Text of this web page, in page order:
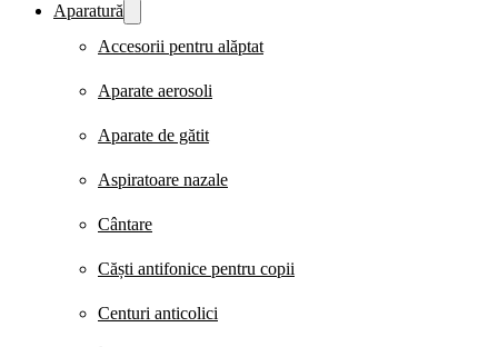
Aparatură
Accesorii pentru alăptat
Aparate aerosoli
Aparate de gătit
Aspiratoare nazale
Cântare
Căști antifonice pentru copii
Centuri anticolici